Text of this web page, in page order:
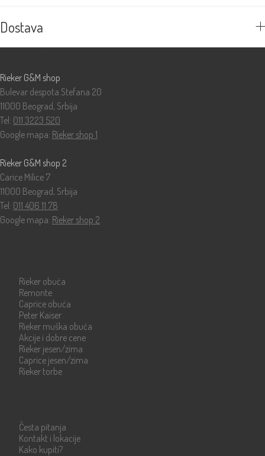
Dostava
Rieker G&M shop
Bulevar despota Stefana 20
11000 Beograd, Srbija
Tel: 011 3223 520
Google mapa: Rieker shop 1
Rieker G&M shop 2
Carice Milice 7
11000 Beograd, Srbija
Tel: 011 406 11 78
Google mapa: Rieker shop 2
Rieker obuća
Remonte
Caprice obuća
Peter Kaiser
Rieker muška obuća
Akcije i dobre cene
Rieker jesen/zima
Caprice jesen/zima
Rieker torbe
Česta pitanja
Kontakt i lokacije
Kako kupiti?